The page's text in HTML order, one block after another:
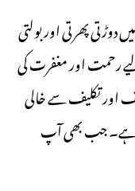
پھرتی اور بولتی
رحمت اور مغفرت کی
اور تکلیف سے خالی
ہے۔ جب بھی آپ